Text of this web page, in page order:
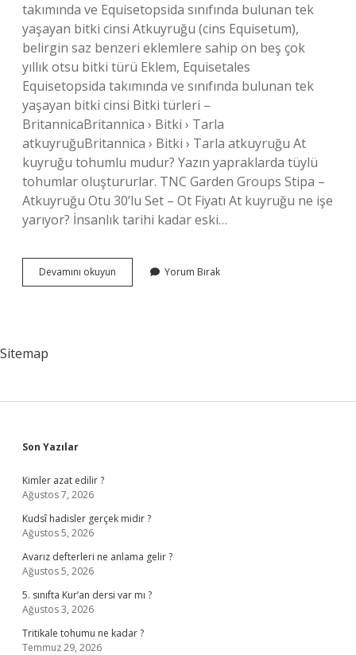
takımında ve Equisetopsida sınıfında bulunan tek
yaşayan bitki cinsi Atkuyruğu (cins Equisetum),
belirgin saz benzeri eklemlere sahip on beş çok
yıllık otsu bitki türü Eklem, Equisetales
Equisetopsida takımında ve sınıfında bulunan tek
yaşayan bitki cinsi Bitki türleri –
BritannicaBritannica › Bitki › Tarla
atkuyruğuBritannica › Bitki › Tarla atkuyruğu At
kuyruğu tohumlu mudur? Yazın yapraklarda tüylü
tohumlar oluştururlar. TNC Garden Groups Stipa –
Atkuyruğu Otu 30’lu Set – Ot Fiyatı At kuyruğu ne işe
yarıyor? İnsanlık tarihi kadar eski…
Devamını okuyun
Kuyruğu
Yorum Bırak
Sitemap
Sidebar
Son Yazılar
Kimler azat edilir ?
Ağustos 7, 2026
Kudsî hadisler gerçek midir ?
Ağustos 5, 2026
Avarız defterleri ne anlama gelir ?
Ağustos 5, 2026
5. sınıfta Kur’an dersi var mı ?
Ağustos 3, 2026
Tritikale tohumu ne kadar ?
Temmuz 29, 2026